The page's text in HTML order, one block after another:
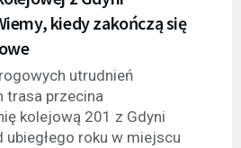
kiedy zakończą się
utrudnień
trasa przecina
kolejową 201 z Gdyni
ubiegłego roku w miejscu